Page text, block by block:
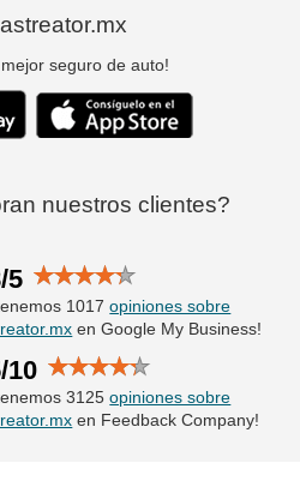
seguro de auto!
nuestros clientes?
5
1017opiniones sobre
en Google My Business!
10
3125opiniones sobre
en Feedback Company!